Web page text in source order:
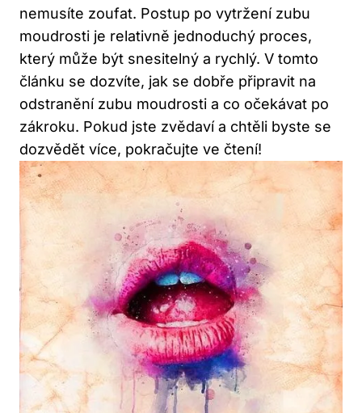
nemusíte zoufat. Postup po vytržení zubu
moudrosti je relativně jednoduchý proces,
který může být snesitelný a rychlý. V tomto
článku se dozvíte, jak se dobře připravit na
odstranění zubu moudrosti a co očekávat po
zákroku. Pokud jste zvědaví a chtěli byste se
dozvědět více, pokračujte ve čtení!